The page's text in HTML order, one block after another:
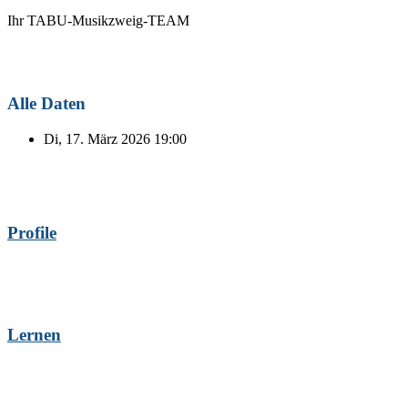
Ihr TABU-Musikzweig-TEAM
Alle Daten
Di, 17. März 2026 19:00
Profile
Lernen